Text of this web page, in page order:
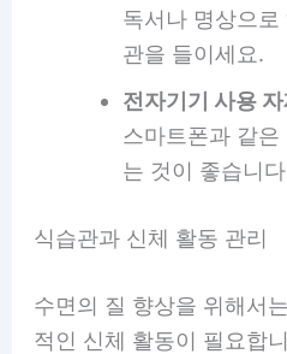
독서나 명상으
관을 들이세요.
전자기기 사용
스마트폰과 같
는 것이 좋습니
식습관과 신체 활동 관리
수면의 질 향상을 위해서
적인 신체 활동이 필요합